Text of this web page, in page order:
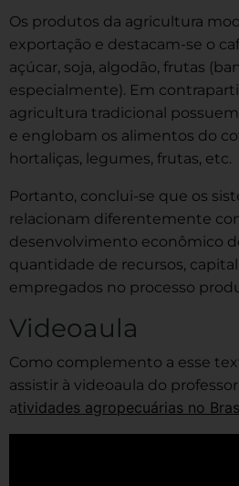
Os produtos da agricultura
exportação e destacam-se o
açúcar, soja, algodão, frutas
especialmente). Em
agricultura tradicional
e englobam os alimentos do
hortaliças, legumes, frutas, etc.
Portanto, conclui-se que os
relacionam diferentemente
desenvolvimento econômico
quantidade de recursos,
empregados no processo
Videoaula
Como complemento a esse
assistir à videoaula do
atividades agropecuárias no